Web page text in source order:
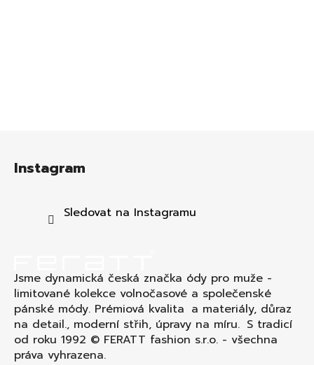
Instagram
Sledovat na Instagramu
Jsme dynamická česká značka ódy pro muže -
limitované kolekce volnočasové a společenské
pánské módy. Prémiová kvalita a materiály, důraz
na detail., moderní střih, úpravy na míru. S tradicí
od roku 1992 © FERATT fashion s.r.o. - všechna
práva vyhrazena.